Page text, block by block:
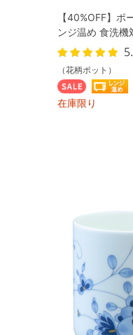
【40%OFF】ポ
ンジ温め 食洗
（花柄ポット）
在庫限り